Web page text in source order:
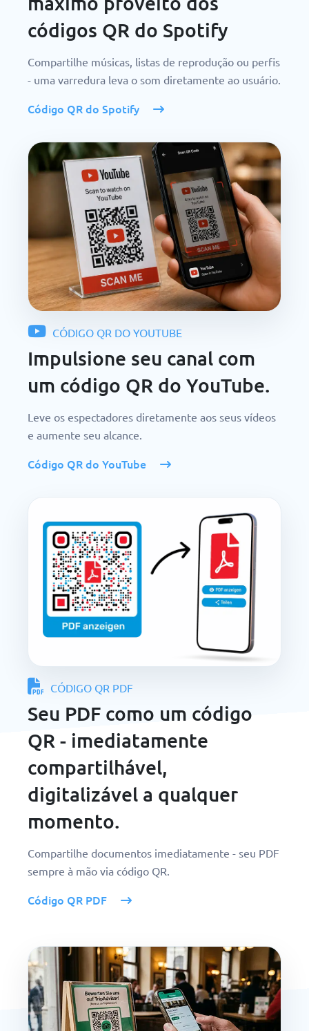
códigos QR do Spotify
Compartilhe músicas, listas de reprodução ou perfis
- uma varredura leva o som diretamente ao usuário.
Código QR do Spotify
CÓDIGO QR DO YOUTUBE
Impulsione seu canal com
um código QR do YouTube.
Leve os espectadores diretamente aos seus vídeos
e aumente seu alcance.
Código QR do YouTube
CÓDIGO QR PDF
Seu PDF como um código
QR - imediatamente
compartilhável,
digitalizável a qualquer
momento.
Compartilhe documentos imediatamente - seu PDF
sempre à mão via código QR.
Código QR PDF